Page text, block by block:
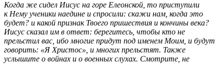
Когда же сидел Иисус на горе Елеонской, то приступили
к Нему ученики наедине и спросили: скажи нам, когда это
будет? и какой признак Твоего пришествия и кончины века?
Иисус сказал им в ответ: берегитесь, чтобы кто не
прельстил вас, ибо многие придут под именем Моим, и будут
говорить: «Я Христос», и многих прельстят. Также
услышите о войнах и о военных слухах. Смотрите, не